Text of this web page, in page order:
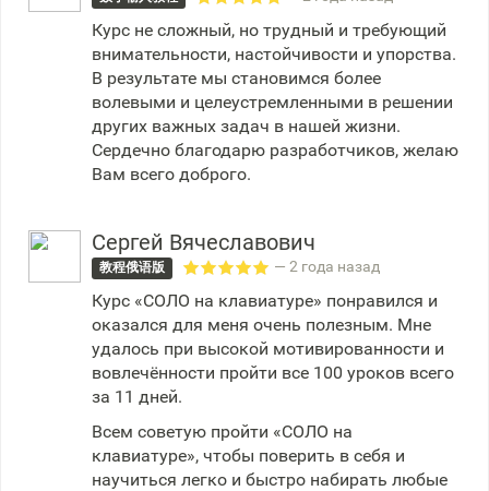
Курс не сложный, но трудный и требующий
внимательности, настойчивости и упорства.
В результате мы становимся более
волевыми и целеустремленными в решении
других важных задач в нашей жизни.
Сердечно благодарю разработчиков, желаю
Вам всего доброго.
Сергей Вячеславович
教程俄语版 — 2 года назад
Курс «СОЛО на клавиатуре» понравился и
оказался для меня очень полезным. Мне
удалось при высокой мотивированности и
вовлечённости пройти все 100 уроков всего
за 11 дней.
Всем советую пройти «СОЛО на
клавиатуре», чтобы поверить в себя и
научиться легко и быстро набирать любые